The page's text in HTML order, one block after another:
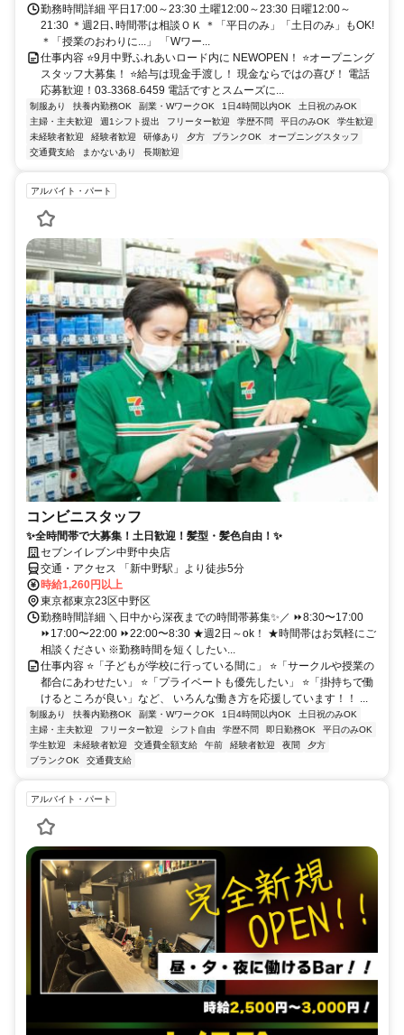
勤務時間詳細 平日17:00～23:30 土曜12:00～23:30 日曜12:00～
21:30 ＊週2日､時間帯は相談ＯＫ ＊「平日のみ」「土日のみ」もOK!
＊「授業のおわりに...」 「Wワー...
仕事内容 ⭐9月中野ふれあいロード内に NEWOPEN！ ⭐オープニング
スタッフ大募集！ ⭐給与は現金手渡し！ 現金ならではの喜び！ 電話
応募歓迎！03₋3368₋6459 電話ですとスムーズに...
制服あり 扶養内勤務OK 副業・WワークOK 1日4時間以内OK
土日祝のみOK
主婦・主夫歓迎
週1シフト提出 フリーター歓迎 学歴不問 平日のみOK
学生歓迎
未経験者歓迎
経験者歓迎 研修あり 夕方 ブランクOK
オープニングスタッフ
交通費支給
まかないあり 長期歓迎
アルバイト・パート
コンビニスタッフ
✨全時間帯で大募集！土日歓迎！髪型・髪色自由！✨
セブンイレブン中野中央店
交通・アクセス 「新中野駅」より徒歩5分
時給1,260円以上
東京都東京23区中野区
勤務時間詳細 ＼日中から深夜までの時間帯募集✨／ ⏩8:30〜17:00
⏩17:00〜22:00 ⏩22:00〜8:30 ★週2日～ok！ ★時間帯はお気軽にご
相談ください ※勤務時間を短くしたい...
仕事内容 ⭐️「子どもが学校に行っている間に」 ⭐「サークルや授業の
都合にあわせたい」 ⭐「プライベートも優先したい」 ⭐「掛持ちで働
けるところが良い」など、 いろんな働き方を応援しています！！ ...
制服あり 扶養内勤務OK 副業・WワークOK 1日4時間以内OK
土日祝のみOK
主婦・主夫歓迎
フリーター歓迎 シフト自由 学歴不問 即日勤務OK
平日のみOK
学生歓迎
未経験者歓迎 交通費全額支給 午前 経験者歓迎 夜間
夕方
ブランクOK
交通費支給
アルバイト・パート